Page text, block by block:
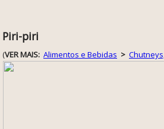
Piri-piri
(VER MAIS: Alimentos e Bebidas >